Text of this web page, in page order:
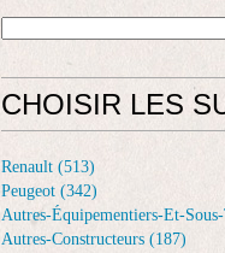
CHOISIR LES
Renault (513)
Peugeot (342)
Autres-Équipementiers-Et-
Autres-Constructeurs (187)